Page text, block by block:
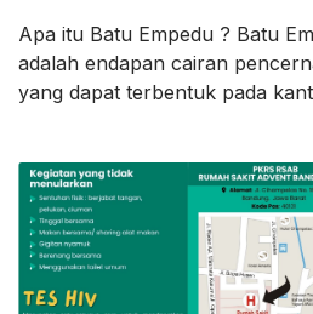
Apa itu Batu Empedu ? Batu Empedu atau gallstones
adalah endapan cairan
yang dapat terbentuk pada
menampung cairan
yang dilepaskan ke usus kecil.